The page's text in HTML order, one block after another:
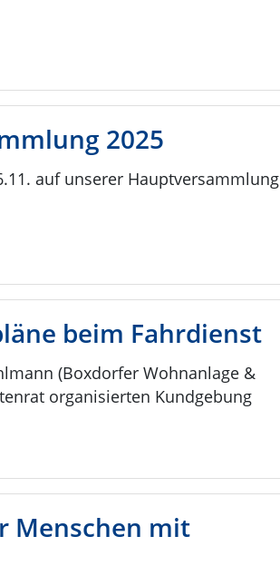
2025
auf unserer Hauptversammlung
beim Fahrdienst
(Boxdorfer Wohnanlage &
organisierten Kundgebung
Menschen mit